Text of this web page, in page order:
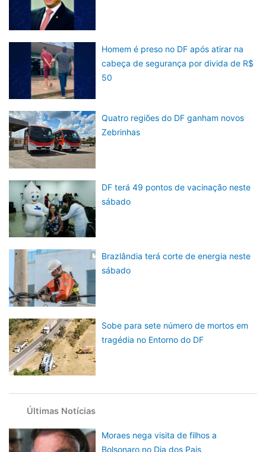
Homem é preso no DF após atirar na
cabeça de segurança por divida de R$
50
Quatro regiões do DF ganham novos
Zebrinhas
DF terá 49 pontos de vacinação neste
sábado
Brazlândia terá corte de energia neste
sábado
Sobe para sete número de mortos em
tragédia no Entorno do DF
Últimas Notícias
Moraes nega visita de filhos a
Bolsonaro no Dia dos Pais